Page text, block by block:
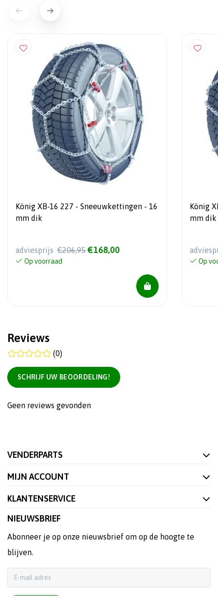
König XB-16 227 - Sneeuwkettingen - 16
mm dik
adviesprijs €206,95 €168,00
Op voorraad
König
mm dik
Op
Reviews
(0)
SCHRIJF UW BEOORDELING!
Geen reviews gevonden
VENDERPARTS
MIJN ACCOUNT
KLANTENSERVICE
NIEUWSBRIEF
Abonneer je op onze nieuwsbrief om op de hoogte te
blijven.